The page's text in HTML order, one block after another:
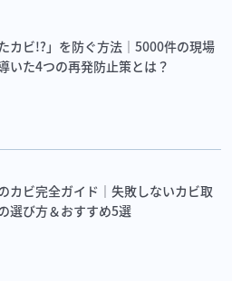
たカビ!?」を防ぐ方法｜5000件の現場
いた4つの再発防止策とは？
カビ完全ガイド｜失敗しないカビ取
選び方＆おすすめ5選